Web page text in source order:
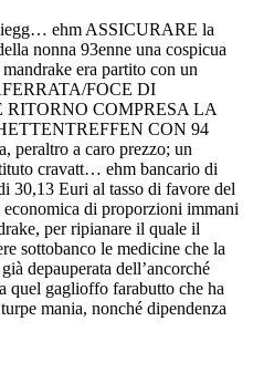
ehm ASSICURARE la
nonna 93enne una cospicua
era partito con un
FOCE DI
COMPRESA LA
CON 94
peraltro a caro prezzo; un
cravatt… ehm bancario di
30,13 Euri al tasso di favore del
economica di proporzioni immani
per ripianare il quale il
sottobanco le medicine che la
depauperata dell’ancorché
quel gaglioffo farabutto che ha
mania, nonché dipendenza